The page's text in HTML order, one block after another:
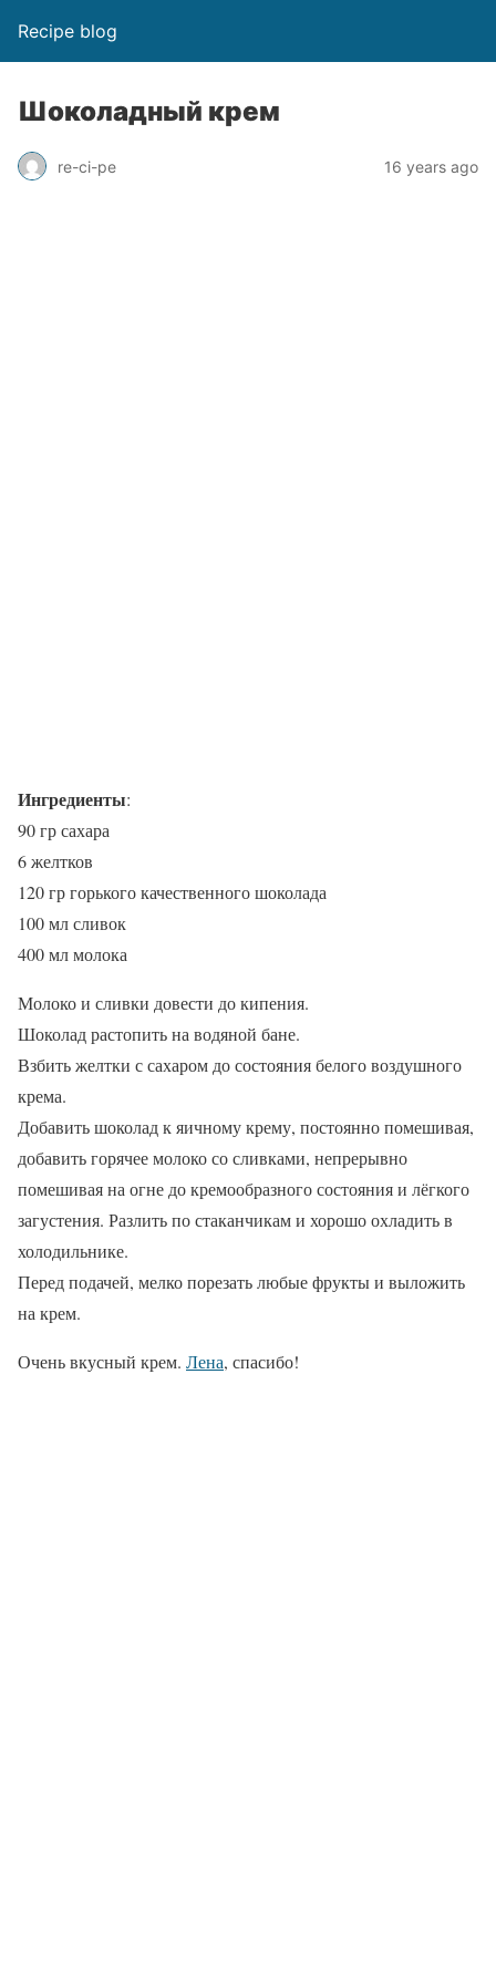
Recipe blog
Шоколадный крем
re-ci-pe 16 years ago
Ингредиенты:
90 гр сахара
6 желтков
120 гр горького качественного шоколада
100 мл сливок
400 мл молока
Молоко и сливки довести до кипения.
Шоколад растопить на водяной бане.
Взбить желтки с сахаром до состояния белого воздушного
крема.
Добавить шоколад к яичному крему, постоянно помешивая,
добавить горячее молоко со сливками, непрерывно
помешивая на огне до кремообразного состояния и лёгкого
загустения. Разлить по стаканчикам и хорошо охладить в
холодильнике.
Перед подачей, мелко порезать любые фрукты и выложить
на крем.
Очень вкусный крем. Лена, спасибо!